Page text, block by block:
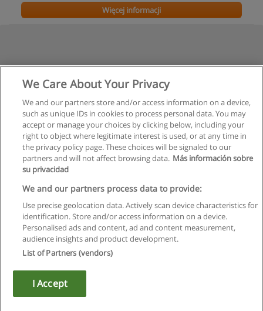
Więcej informacji
Regulamin
Polityka ochrony danych osobowych
Copyright © Educaedu Business S.L. - CIF : B-95610580: -
We Care About Your Privacy
We and our partners store and/or access information on a device,
such as unique IDs in cookies to process personal data. You may
accept or manage your choices by clicking below, including your
right to object where legitimate interest is used, or at any time in
the privacy policy page. These choices will be signaled to our
partners and will not affect browsing data. Más información sobre
su privacidad
We and our partners process data to provide:
Use precise geolocation data. Actively scan device characteristics for
identification. Store and/or access information on a device.
Personalised ads and content, ad and content measurement,
audience insights and product development.
List of Partners (vendors)
I Accept